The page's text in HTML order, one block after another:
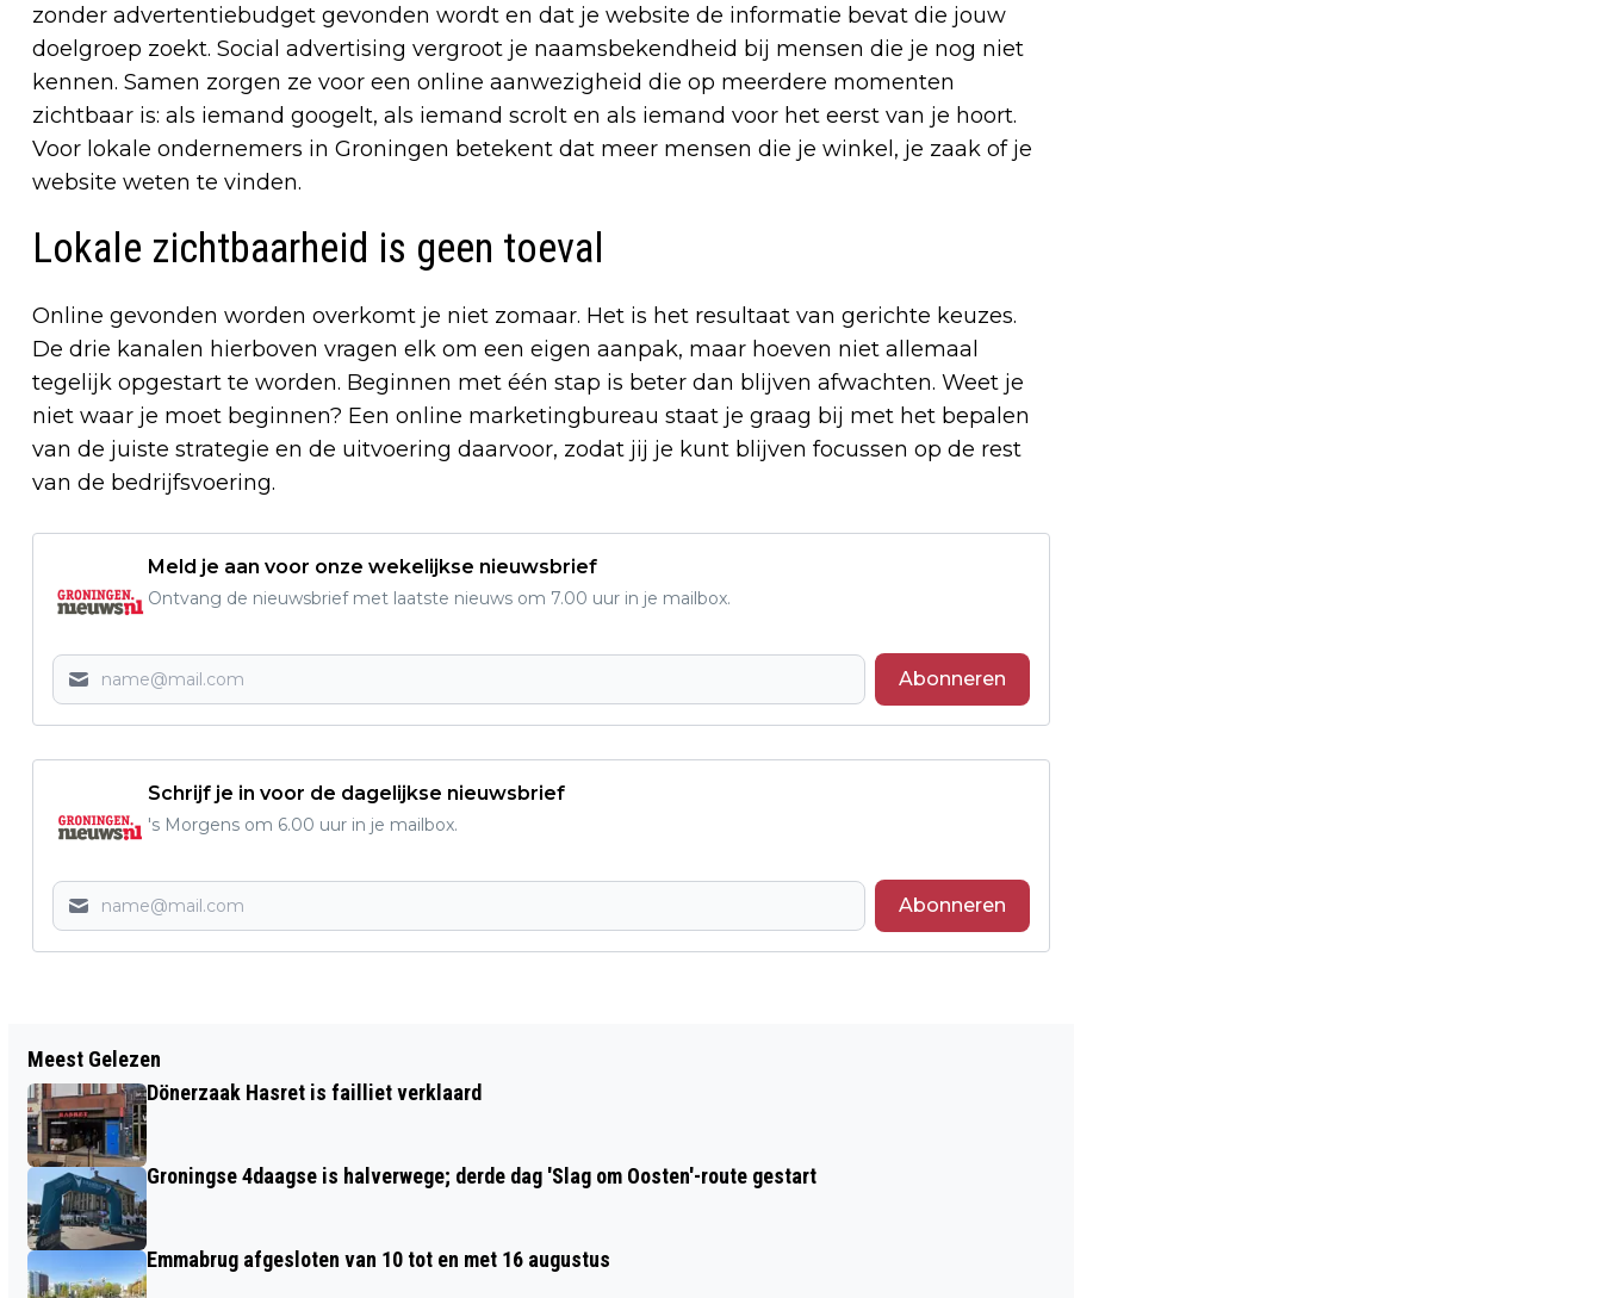
zonder advertentiebudget gevonden wordt en dat je website de informatie bevat die jouw
doelgroep zoekt. Social advertising vergroot je naamsbekendheid bij mensen die je nog niet
kennen. Samen zorgen ze voor een online aanwezigheid die op meerdere momenten
zichtbaar is: als iemand googelt, als iemand scrolt en als iemand voor het eerst van je hoort.
Voor lokale ondernemers in Groningen betekent dat meer mensen die je winkel, je zaak of je
website weten te vinden.
Lokale zichtbaarheid is geen toeval
Online gevonden worden overkomt je niet zomaar. Het is het resultaat van gerichte keuzes.
De drie kanalen hierboven vragen elk om een eigen aanpak, maar hoeven niet allemaal
tegelijk opgestart te worden. Beginnen met één stap is beter dan blijven afwachten. Weet je
niet waar je moet beginnen? Een online marketingbureau staat je graag bij met het bepalen
van de juiste strategie en de uitvoering daarvoor, zodat jij je kunt blijven focussen op de rest
van de bedrijfsvoering.
Meld je aan voor onze wekelijkse nieuwsbrief
Ontvang de nieuwsbrief met laatste nieuws om 7.00 uur in je mailbox.
Abonneren
Schrijf je in voor de dagelijkse nieuwsbrief
's Morgens om 6.00 uur in je mailbox.
Abonneren
SAMENWERKING GEMEENTE EN
BOUWBEDRIJF VOOR AANLEG
TULAPLEIN
BESTUUR VAN EEN WATERSCHAP
Meest Gelezen
Dönerzaak Hasret is failliet verklaard
Groningse 4daagse is halverwege; derde dag 'Slag om Oosten'-route gestart
Emmabrug afgesloten van 10 tot en met 16 augustus